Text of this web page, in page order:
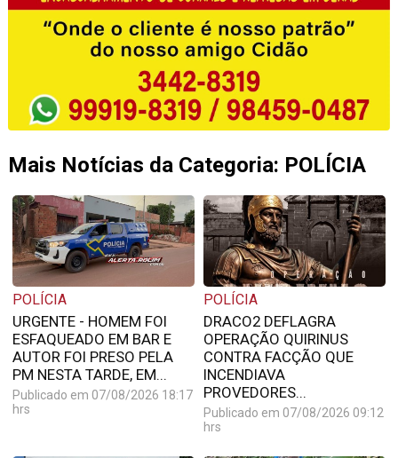
Mais Notícias da Categoria: POLÍCIA
POLÍCIA
URGENTE - HOMEM FOI
ESFAQUEADO EM BAR E
AUTOR FOI PRESO PELA
PM NESTA TARDE, EM...
Publicado em 07/08/2026 18:17
hrs
POLÍCIA
DRACO2 DEFLAGRA
OPERAÇÃO QUIRINUS
CONTRA FACÇÃO QUE
INCENDIAVA
PROVEDORES...
Publicado em 07/08/2026 09:12
hrs